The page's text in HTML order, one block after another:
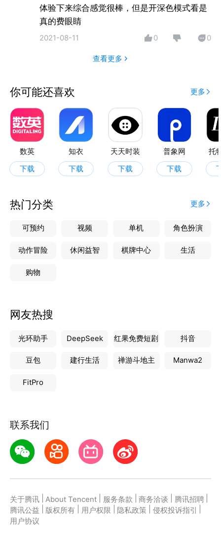
数据驱动流行，分析发布会、订货会、大牌、设计师/
标杆品牌、零售/批发市场、展会、社媒等市场动态，
捕捉爆款，提炼热门元素，提早为下一季研发做预判。
汇集国际一线品牌、设计师品牌、电商品牌、INS街拍
大数据驱动设计研发，针对核心单品、电商品牌、图案
花型等多维度进行数据分析，设计出更符合市场的时尚
单品。
【款式画册】
汇集全球各版时尚杂志流行大片，奢侈品牌大片，大牌
每季广告大片，为您提供时尚搭配设计灵感。
---------------------------------------------------
官方网站：http://www.pop-fashion.com/
售前电话：4008-210-500（周一至周六09:00-
18:00）
18:00）
体验下来综合感觉很棒，但是开深色模式看是
真的费眼睛
2021-08-11 0 0
查看更多
你可能还喜欢 更多
数英
下载
知衣
下载
天天时装
下载
普象网
下载
托
热门分类 更多
可预约 视频 单机 角色扮演
动作冒险 休闲益智 棋牌中心 生活
购物
网友热搜
光环助手 DeepSeek 红果免费短剧 抖音
豆包 建行生活 禅游斗地主 Manwa2
FitPro
联系我们
关于腾讯 About Tencent 服务条款 商务洽谈 腾讯招聘
腾讯公益
版权所有 用户权限 隐私政策 侵权投诉指引
用户协议